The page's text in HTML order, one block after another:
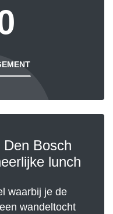
Den Bosch
lunch
waarbij je de
wandeltocht